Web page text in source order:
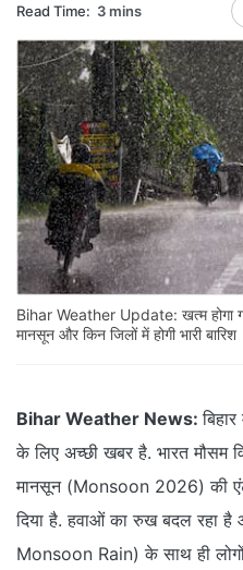
Read Time: 3 mins
Bihar Weather Update: खत्म होगा
मानसून और किन जिलों में होगी भारी बारिश
Bihar Weather News:
के लिए अच्छी खबर है. भारत मौसम
मानसून (Monsoon 2026) की
दिया है. हवाओं का रुख बदल रहा है
Monsoon Rain) के साथ ही